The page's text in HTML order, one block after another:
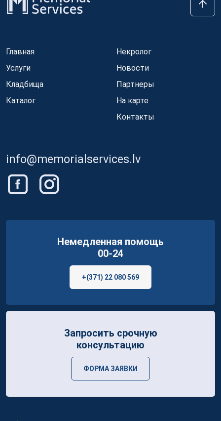
Главная
Услуги
Кладбища
Каталог
Некролог
Новости
Партнеры
На карте
Контакты
info@memorialservices.lv
Немедленная помощь
00-24
+(371) 22 080 569
Запросить срочную
консультацию
ФОРМА ЗАЯВКИ